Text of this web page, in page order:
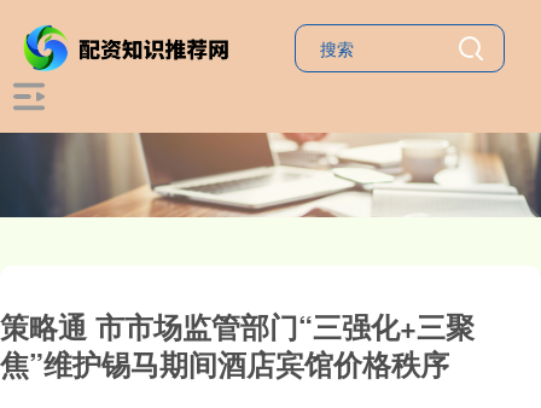
策略通 市市场监管部门“三强化+三聚
焦”维护锡马期间酒店宾馆价格秩序